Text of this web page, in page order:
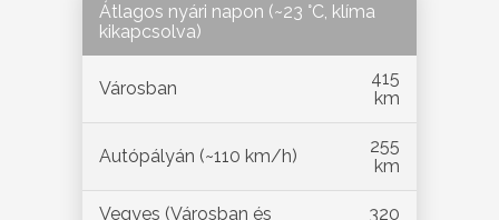
Átlagos nyári napon (~23 °C, klíma
kikapcsolva)
Városban
415
km
Autópályán (~110 km/h)
255
km
Vegyes (Városban és
320